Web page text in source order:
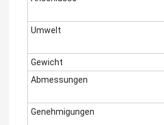
Umwelt
Gewicht
Abmessungen
Genehmigungen